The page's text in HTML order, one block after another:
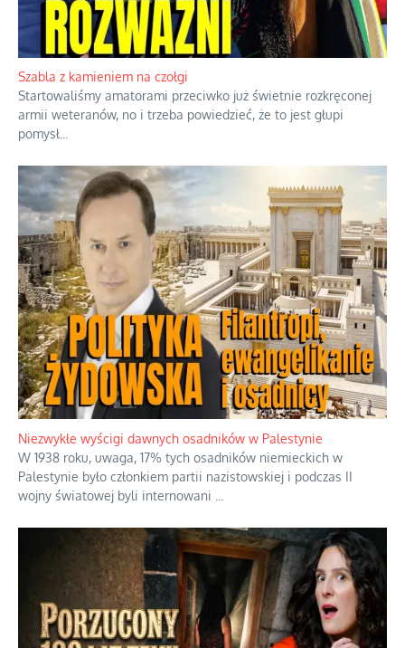
Szabla z kamieniem na czołgi
Startowaliśmy amatorami przeciwko już świetnie rozkręconej
armii weteranów, no i trzeba powiedzieć, że to jest głupi
pomysł
Niezwykłe wyścigi dawnych osadników w Palestynie
W 1938 roku, uwaga, 17% tych osadników niemieckich w
Palestynie było członkiem partii nazistowskiej i podczas II
wojny światowej byli internowani